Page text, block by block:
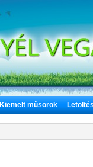
Kiemelt műsorok